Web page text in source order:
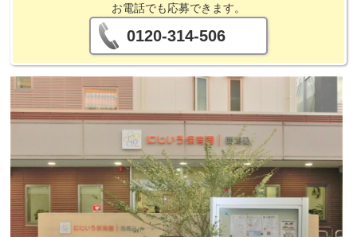
お電話でも応募できます。
0120-314-506